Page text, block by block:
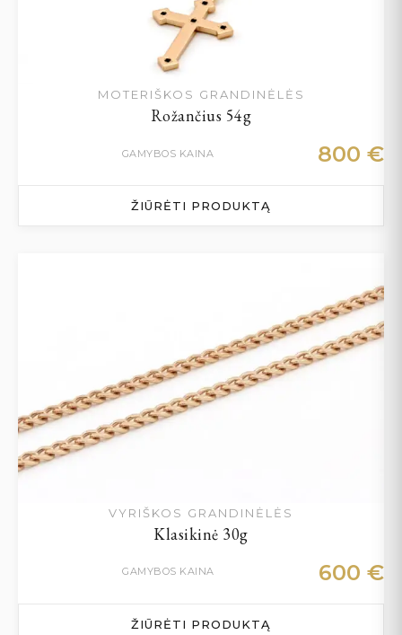
MOTERIŠKOS GRANDINĖLĖS
Rožančius 54g
GAMYBOS KAINA 800 €
ŽIŪRĖTI PRODUKTĄ
VYRIŠKOS GRANDINĖLĖS
Klasikinė 30g
GAMYBOS KAINA 600 €
ŽIŪRĖTI PRODUKTĄ